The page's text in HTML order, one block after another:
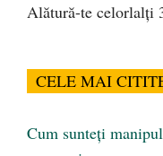
Alătură-te celorlalți
CELE MAI
Cum sunteți